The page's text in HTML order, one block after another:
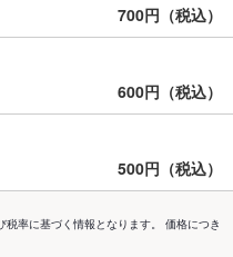
700円（税込）
600円（税込）
500円（税込）
率に基づく情報となります。 価格につき